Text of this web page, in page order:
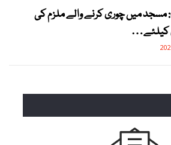
مسجد میں چوری کرنے والے ملزم کی
کیلئے…